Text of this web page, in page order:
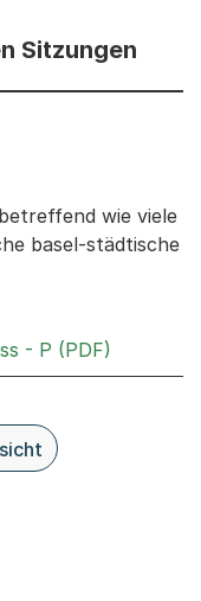
Sitzungen
Informationen
wie viele
basel-städtische
- P (PDF)